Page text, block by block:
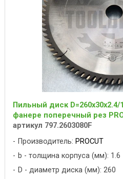
Пильный диск D=260x30x2.4/
фанере поперечный рез
артикул 797.2603080F
Производитель: PROCUT
b - толщина корпуса (мм): 1.6
D - диаметр диска (мм): 260